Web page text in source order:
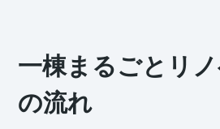
一棟まるごとリ
の流れ